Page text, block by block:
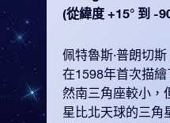
(從緯度 +15° 到 -
佩特魯斯·普朗切
在1598年首次描
然南三角座較小，
星比北天球的三角